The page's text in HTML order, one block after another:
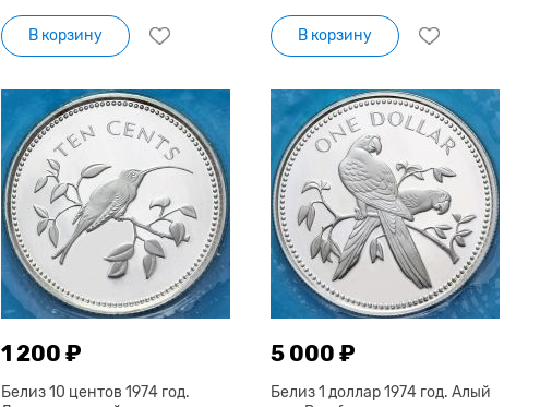
В корзину В корзину
1 200 ₽
Белиз 10 центов 1974 год.
5 000 ₽
Белиз 1 доллар 1974 год. Алый